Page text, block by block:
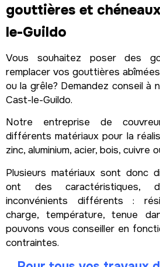
gouttières et
le-Guildo
Vous souhaitez poser des
remplacer vos gouttières
ou la grêle? Demandez conseil à
Cast-le-Guildo.
Notre entreprise de
différents matériaux pour la
zinc, aluminium, acier, bois, cuivre
Plusieurs matériaux sont donc
ont des caractéristiques,
inconvénients différents :
charge, température, tenue
pouvons vous conseiller en
contraintes.